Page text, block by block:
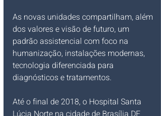
As novas unidades compartilham, além
dos valores e visão de futuro, um
padrão assistencial com foco na
humanização, instalações modernas,
tecnologia diferenciada para
diagnósticos e tratamentos.
Até o final de 2018, o Hospital Santa